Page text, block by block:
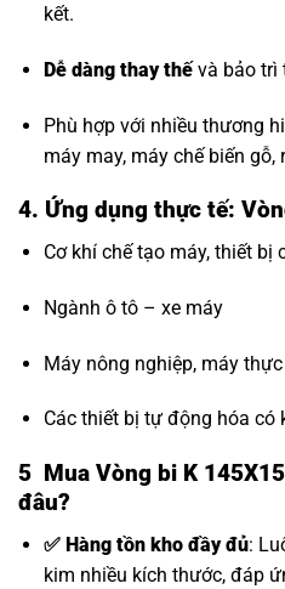
kết.
Dễ dàng thay thếvà bảo trì
Phù hợp với nhiều thương
máy may, máy chế biến
4. Ứng dụng thực tế:
Cơ khí chế tạo máy, thiết bị
Ngành ô tô – xe máy
Máy nông nghiệp, máy
Các thiết bị tự động hóa có
5 Mua Vòng bi K
đâu?
✅ Hàng tồn kho đầy đủ:
kim nhiều kích thước, đáp